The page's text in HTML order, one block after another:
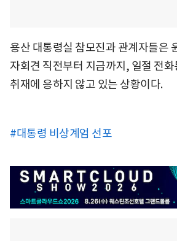
용산 대통령실 참모진과 관계자들은
자회견 직전부터 지금까지, 일절 전
취재에 응하지 않고 있는 상황이다.
#대통령 비상계엄 선포